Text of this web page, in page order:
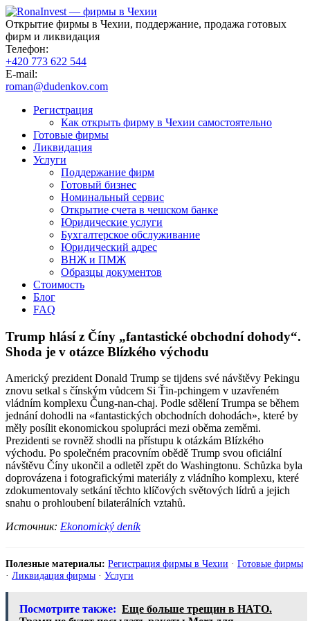
Открытие фирмы в Чехии, поддержание, продажа готовых
фирм и ликвидация
Телефон:
+420 773 622 544
E-mail:
roman@dudenkov.com
Регистрация
Как открыть фирму в Чехии самостоятельно
Готовые фирмы
Ликвидация
Услуги
Поддержание фирм
Готовый бизнес
Номинальный сервис
Открытие счета в чешском банке
Юридические услуги
Бухгалтерское обслуживание
Юридический адрес
ВНЖ и ПМЖ
Образцы документов
Стоимость
Блог
FAQ
Trump hlásí z Číny „fantastické obchodní dohody“.
Shoda je v otázce Blízkého východu
Americký prezident Donald Trump se tijdens své návštěvy Pekingu
znovu setkal s čínským vůdcem Si Ťin-pchingem v uzavřeném
vládním komplexu Čung-nan-chaj. Podle sdělení Trumpa se během
jednání dohodli na «fantastických obchodních dohodách», které by
měly posílit ekonomickou spolupráci mezi oběma zeměmi.
Prezidenti se rovněž shodli na přístupu k otázkám Blízkého
východu. Po společném pracovním obědě Trump svou oficiální
návštěvu Číny ukončil a odletěl zpět do Washingtonu. Schůzka byla
doprovázena i fotografickými materiály z vládního komplexu, které
zdokumentovaly setkání těchto klíčových světových lídrů a jejich
snahu o prohloubení bilaterálních vztahů.
Источник: Ekonomický deník
Полезные материалы: Регистрация фирмы в Чехии · Готовые фирмы
· Ликвидация фирмы · Услуги
Посмотрите также: Еще больше трещин в НАТО.